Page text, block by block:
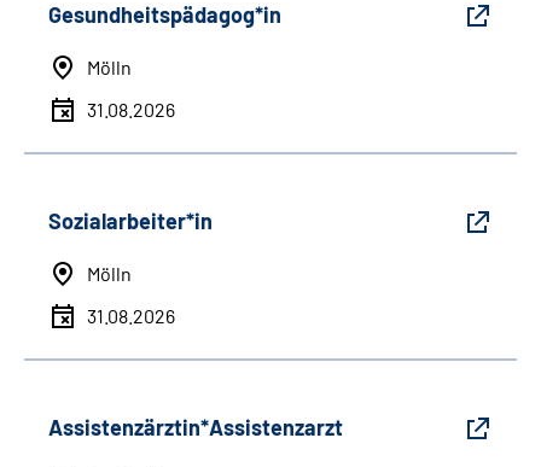
Gesundheitspädagog*in
Mölln
31.08.2026
Sozialarbeiter*in
Mölln
31.08.2026
Assistenzärztin*Assistenzarzt